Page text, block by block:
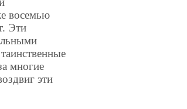
восемью
Эти
многие
эти